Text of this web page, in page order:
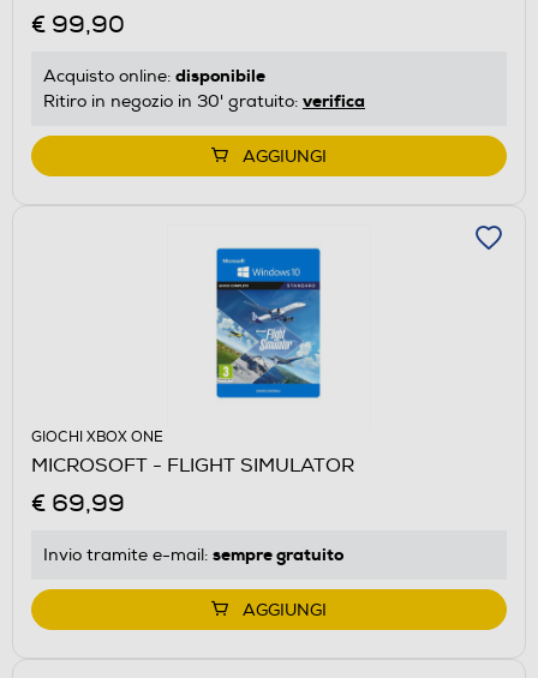
€ 99,90
Acquisto online: disponibile
Ritiro in negozio in 30' gratuito: verifica
AGGIUNGI
GIOCHI XBOX ONE
MICROSOFT - FLIGHT SIMULATOR
€ 69,99
Invio tramite e-mail: sempre gratuito
AGGIUNGI